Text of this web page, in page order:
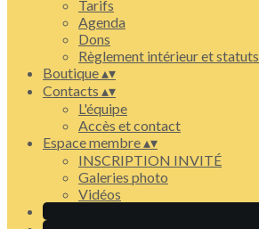
Tarifs
Agenda
Dons
Règlement intérieur et statuts
Boutique▴▾
Contacts ▴▾
L'équipe
Accès et contact
Espace membre▴▾
INSCRIPTION INVITÉ
Galeries photo
Vidéos